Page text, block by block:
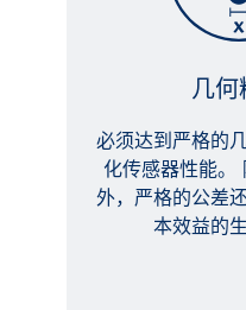
几何
必须达到严格的
化传感器性能。
外，严格的公差
本效益的